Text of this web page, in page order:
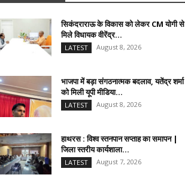
सिकंदराराऊ के विकास को लेकर CM योगी से
मिले विधायक वीरेंद्र...
LATEST August 8, 2026
भाजपा में बड़ा संगठनात्मक बदलाव, यतेंद्र शर्मा
को मिली यूपी मीडिया...
LATEST August 8, 2026
हाथरस : विश्व स्तनपान सप्ताह का समापन |
जिला स्तरीय कार्यशाला...
LATEST August 7, 2026